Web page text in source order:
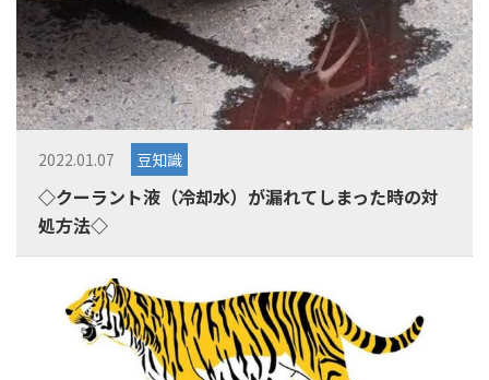
2022.01.07 豆知識
◇クーラント液（冷却水）が漏れてしまった時の対
処方法◇